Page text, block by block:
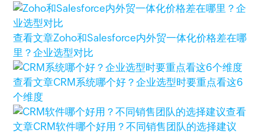
查看文章Zoho和Salesforce内外贸一体化价格差在哪
里？企业选型对比
查看文章CRM系统哪个好？企业选型时要重点看这6
个维度
查看
文章CRM软件哪个好用？不同销售团队的选择建议